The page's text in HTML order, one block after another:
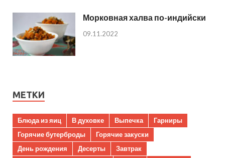
Морковная халва по-индийски
09.11.2022
МЕТКИ
Блюда из яиц В духовке Выпечка
Гарниры
Горячие бутерброды
Горячие закуски
День рождения
Десерты
Завтрак